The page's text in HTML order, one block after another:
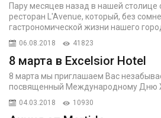
Пару месяцев назад в нашей столице
ресторан L'Avenue, который, без
гастрономической жизни нашего
06.08.2018 41823
8 марта в Excelsior Hotel
8 марта мы приглашаем Вас
посвященный Международному Дню
04.03.2018 10930